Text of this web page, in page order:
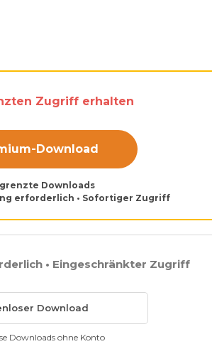
Zugriff erhalten
Download
Downloads
erforderlich • Sofortiger Zugriff
• Eingeschränkter Zugriff
Download
Downloads ohne Konto